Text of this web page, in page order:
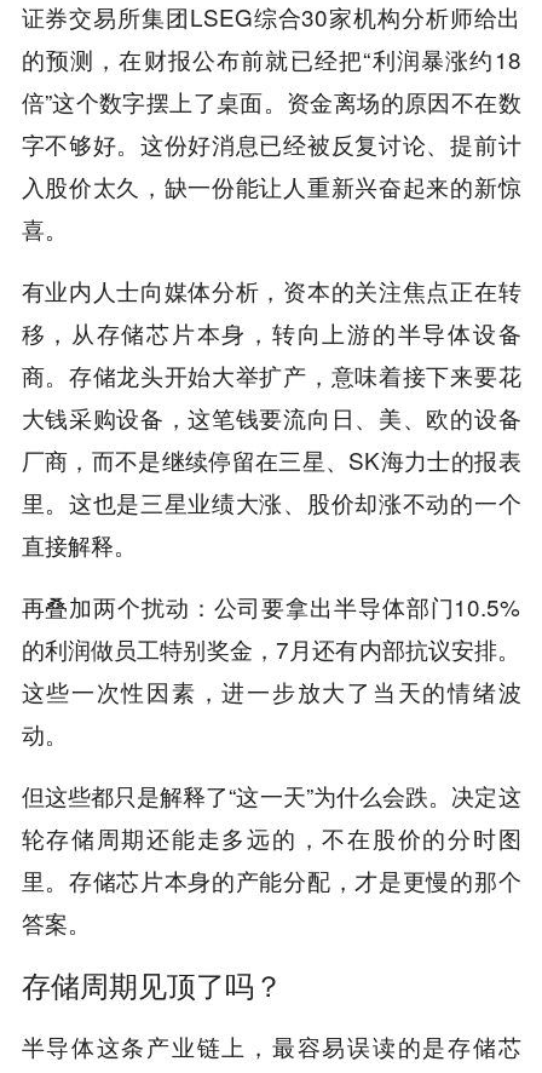
证券交易所集团LSEG综合30家机构分析师给出
的预测，在财报公布前就已经把“利润暴涨约18
倍”这个数字摆上了桌面。资金离场的原因不在数
字不够好。这份好消息已经被反复讨论、提前计
入股价太久，缺一份能让人重新兴奋起来的新惊
喜。
有业内人士向媒体分析，资本的关注焦点正在转
移，从存储芯片本身，转向上游的半导体设备
商。存储龙头开始大举扩产，意味着接下来要花
大钱采购设备，这笔钱要流向日、美、欧的设备
厂商，而不是继续停留在三星、SK海力士的报表
里。这也是三星业绩大涨、股价却涨不动的一个
直接解释。
再叠加两个扰动：公司要拿出半导体部门10.5%
的利润做员工特别奖金，7月还有内部抗议安排。
这些一次性因素，进一步放大了当天的情绪波
动。
但这些都只是解释了“这一天”为什么会跌。决定这
轮存储周期还能走多远的，不在股价的分时图
里。存储芯片本身的产能分配，才是更慢的那个
答案。
存储周期见顶了吗？
半导体这条产业链上，最容易误读的是存储芯